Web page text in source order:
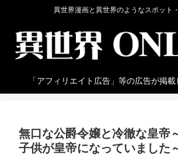
異世界漫画と異世界のようなスポット
「アフィリエイト広告」等の広告が掲載
無口な公爵令嬢と冷徹な皇帝
子供が皇帝になっていました